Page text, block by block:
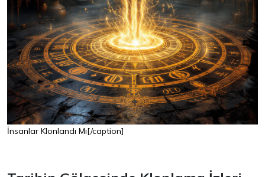
İnsanlar Klonlandı Mı[/caption]